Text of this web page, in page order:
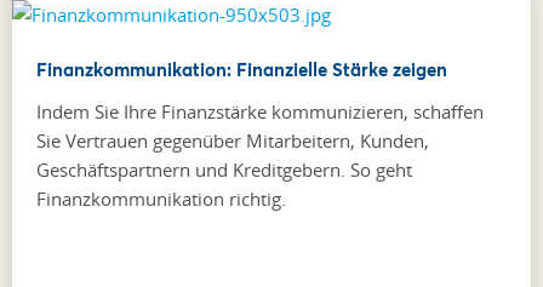
Finanzkommunikation: Finanzielle Stärke zeigen
Indem Sie Ihre Finanzstärke kommunizieren, schaffen
Sie Vertrauen gegenüber Mitarbeitern, Kunden,
Geschäftspartnern und Kreditgebern. So geht
Finanzkommunikation richtig.